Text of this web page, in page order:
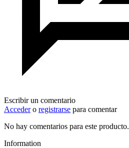
Escribir un comentario
Accedero registrarse para comentar
No hay comentarios para este producto.
Information